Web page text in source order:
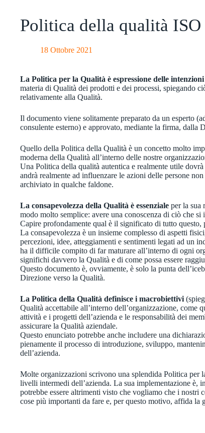
Politica della qualità
18 Ottobre 2021
La Politica per la Qualità è espressione delle
materia di Qualità dei prodotti e dei processi, spiegando
relativamente alla Qualità.
Il documento viene solitamente preparato da un esperto
consulente esterno) e approvato, mediante la firma, dalla
Quello della Politica della Qualità è un concetto molto
moderna della Qualità all’interno delle nostre
Una Politica della qualità autentica e realmente utile
andrà realmente ad influenzare le azioni delle persone
archiviato in qualche faldone.
La consapevolezza della Qualità è essenziale per la sua
modo molto semplice: avere una conoscenza di ciò che si
Capire profondamente qual è il significato di tutto questo,
La consapevolezza è un insieme complesso di aspetti
percezioni, idee, atteggiamenti e sentimenti legati ad un
ha il difficile compito di far maturare all’interno di ogni
significhi davvero la Qualità e di come possa essere
Questo documento è, ovviamente, è solo la punta
Direzione verso la Qualità.
La Politica della Qualità definisce i macrobiettivi
Qualità accettabile all’interno dell’organizzazione, come
attività e i progetti dell’azienda e le responsabilità dei
assicurare la Qualità aziendale.
Questo enunciato potrebbe anche includere una
pienamente il processo di introduzione, sviluppo,
dell’azienda.
Molte organizzazioni scrivono una splendida Politica per
livelli intermedi dell’azienda. La sua implementazione è,
potrebbe essere altrimenti visto che vogliamo che i nostri
cose più importanti da fare e, per questo motivo, affida la